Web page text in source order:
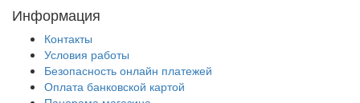
Информация
Контакты
Условия работы
Безопасность онлайн платежей
Оплата банковской картой